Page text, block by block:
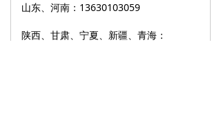
山东、河南：13630103059
陕西、甘肃、宁夏、新疆、青海：